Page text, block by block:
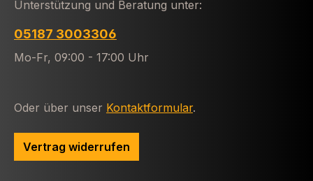
Unterstützung und Beratung unter:
05187 3003306
Mo-Fr, 09:00 - 17:00 Uhr
Oder über unser Kontaktformular.
Vertrag widerrufen